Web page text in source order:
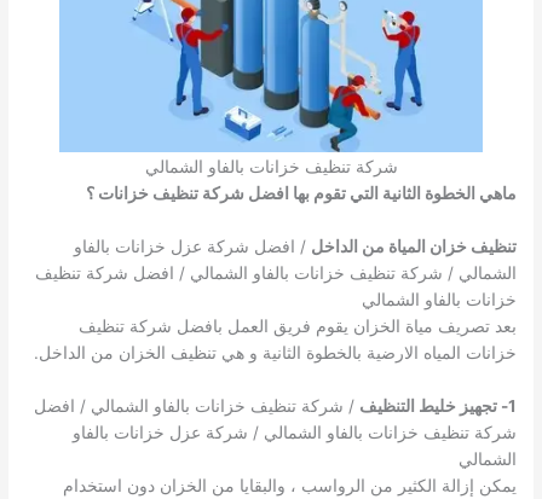
شركة تنظيف خزانات بالفاو الشمالي
ماهي الخطوة الثانية التي تقوم بها افضل شركة تنظيف خزانات ؟
تنظيف خزان المياة من الداخل / افضل شركة عزل خزانات بالفاو
الشمالي / شركة تنظيف خزانات بالفاو الشمالي / افضل شركة تنظيف
خزانات بالفاو الشمالي
بعد تصريف مياة الخزان يقوم فريق العمل بافضل شركة تنظيف
خزانات المياه الارضية بالخطوة الثانية و هي تنظيف الخزان من الداخل.
1- تجهيز خليط التنظيف
/ شركة تنظيف خزانات بالفاو الشمالي / افضل
شركة تنظيف خزانات بالفاو الشمالي / شركة عزل خزانات بالفاو
الشمالي
يمكن إزالة الكثير من الرواسب ، والبقايا من الخزان دون استخدام